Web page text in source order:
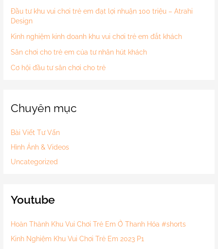
Đầu tư khu vui chơi trẻ em đạt lợi nhuận 100 triệu – Atrahi
Design
Kinh nghiệm kinh doanh khu vui chơi trẻ em đắt khách
Sân chơi cho trẻ em của tư nhân hút khách
Cơ hội đầu tư sân chơi cho trẻ
Chuyên mục
Bài Viết Tư Vấn
Hình Ảnh & Videos
Uncategorized
Youtube
Hoàn Thành Khu Vui Chơi Trẻ Em Ở Thanh Hóa #shorts
Kinh Nghiệm Khu Vui Chơi Trẻ Em 2023 P1